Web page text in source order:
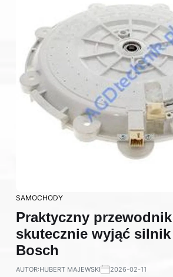
SAMOCHODY
Praktyczny
skutecznie wyjąć
Bosch
AUTOR:HUBERT MAJEWSKI 2026-02-11